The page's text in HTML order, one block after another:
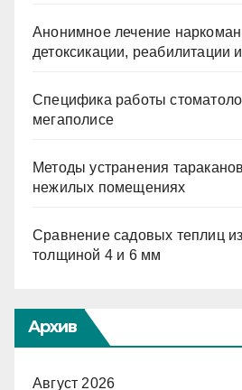
Анонимное лечение
детоксикации, реабилитации
Специфика работы
мегаполисе
Методы устранения
нежилых помещениях
Сравнение садовых теплиц
толщиной 4 и 6 мм
Архив
Август 2026